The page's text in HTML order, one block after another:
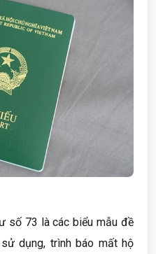
số 73 là các biểu mẫu đề
dụng, trình báo mất hộ